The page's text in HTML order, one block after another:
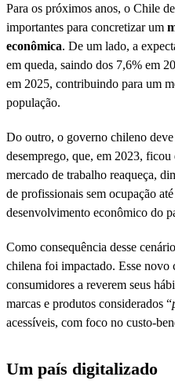
Para os próximos anos, o Chile
importantes para concretizar um
econômica. De um lado, a
em queda, saindo dos 7,6% em
em 2025, contribuindo para um
população.
Do outro, o governo chileno
desemprego, que, em 2023,
mercado de trabalho reaqueça,
de profissionais sem ocupação
desenvolvimento econômico do
Como consequência desse
chilena foi impactado. Esse novo
consumidores a reverem seus
marcas e produtos considerados “
acessíveis, com foco no custo-
Um país digitalizado